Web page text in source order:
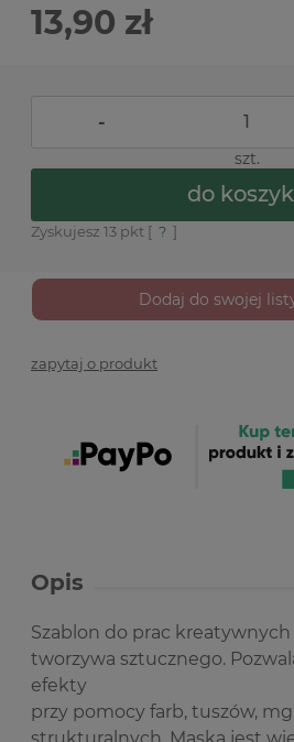
13,90 zł
-
szt.
do
Zyskujesz 13 pkt [ ? ]
Dodaj do swojej
zapytaj o produkt
Opis
Szablon do prac
tworzywa sztucznego.
efekty
przy pomocy farb, tuszów,
strukturalnych. Maska jest